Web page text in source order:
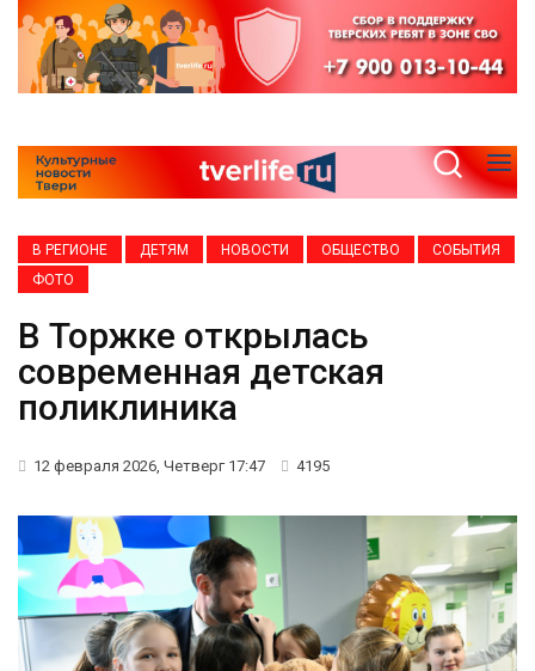
В РЕГИОНЕ ДЕТЯМ НОВОСТИ ОБЩЕСТВО
СОБЫТИЯ
ФОТО
В Торжке открылась
современная детская
поликлиника
12 февраля 2026, Четверг 17:47 4195